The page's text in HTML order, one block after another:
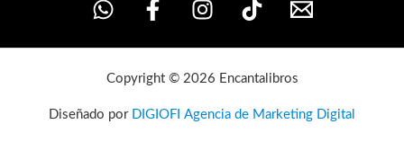
Copyright © 2026 Encantalibros
Diseñado por DIGIOFI Agencia de Marketing Digital